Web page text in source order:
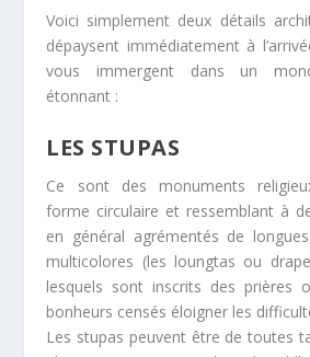
Voici simplement deux détails
dépaysent immédiatement à
vous immergent dans un
étonnant :
LES STUPAS
Ce sont des monuments
forme circulaire et ressemblant à
en général agrémentés de
multicolores (les loungtas ou
lesquels sont inscrits des prières
bonheurs censés éloigner les
Les stupas peuvent être de toutes